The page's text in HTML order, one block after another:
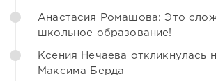
Анастасия Ромашова: Это
школьное образование!
Ксения Нечаева откликнулась
Максима Берда